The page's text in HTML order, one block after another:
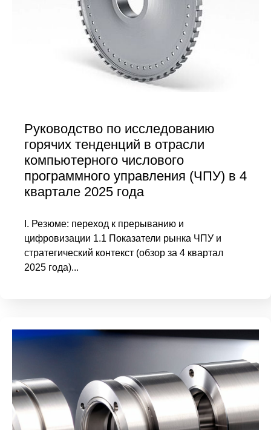
Руководство по исследованию
горячих тенденций в отрасли
компьютерного числового
программного управления (ЧПУ) в 4
квартале 2025 года
I. Резюме: переход к прерыванию и
цифровизации 1.1 Показатели рынка ЧПУ и
стратегический контекст (обзор за 4 квартал
2025 года)...